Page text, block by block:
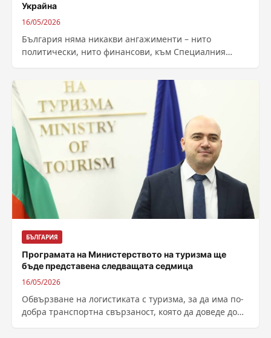
Украйна
16/05/2026
България няма никакви ангажименти – нито
политически, нито финансови, към Специалния
БЪЛГАРИЯ
Програмата на Министерството на туризма ще
бъде представена следващата седмица
16/05/2026
Обвързване на логистиката с туризма, за да има по-
добра транспортна свързаност, която да доведе до